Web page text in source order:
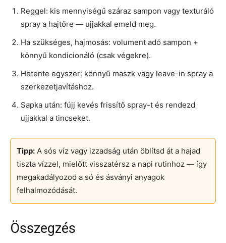
Reggel: kis mennyiségű száraz sampon vagy texturáló
spray a hajtőre — ujjakkal emeld meg.
Ha szükséges, hajmosás: volument adó sampon +
könnyű kondicionáló (csak végekre).
Hetente egyszer: könnyű maszk vagy leave-in spray a
szerkezetjavításhoz.
Sapka után: fújj kevés frissítő spray-t és rendezd
ujjakkal a tincseket.
Tipp: A sós víz vagy izzadság után öblítsd át a hajad
tiszta vízzel, mielőtt visszatérsz a napi rutinhoz — így
megakadályozod a só és ásványi anyagok
felhalmozódását.
Összegzés